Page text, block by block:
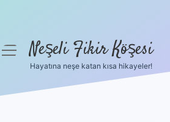
menüyüNeşeli Fikir Köşesi
Hayatına neşe katan kısa hikayeler!